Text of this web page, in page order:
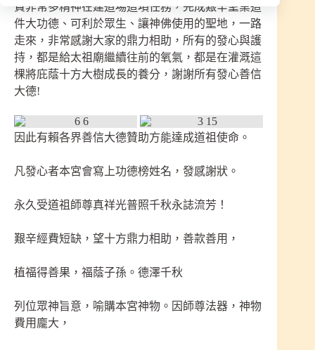
費非常多精神在建道場這項任務，完成艱辛聖業這
件大功德、可利於眾生、讓神佛使用的聖地，一路
走來，非常感謝大家的鼎力相助，所有的發心與護
持，都是給太祖廟繼續往前的氧氣，都是在灌溉這
棵將庇蔭十方大樹成長的養分，謝謝所有發心善信
大德!
因此有賴各界善信大德贊助方能達成道祖使命。
凡發心者本宮會寫上功德榜姓名，發感謝狀。
永久受道祖師尊真祥光普照千秋永誌流芳！
艱辛經費短缺，望十方鼎力相助，善款善用，
植福得善果，福蔭子孫。德澤千秋
列位眾神旨意，喻購本宮神物。因師尊法器，神物
費用龐大，